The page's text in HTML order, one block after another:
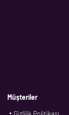
Müşteriler
Gizlilik Politikası